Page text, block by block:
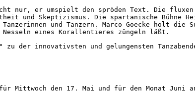
nur, er umspielt den spröden Text. Die
und Skeptizismus. Die spartanische
und Tänzern. Marco Goecke holt
eines Korallentieres züngeln läßt.
zu der innovativsten und gelungensten
Mittwoch den 17. Mai und für den Monat Juni